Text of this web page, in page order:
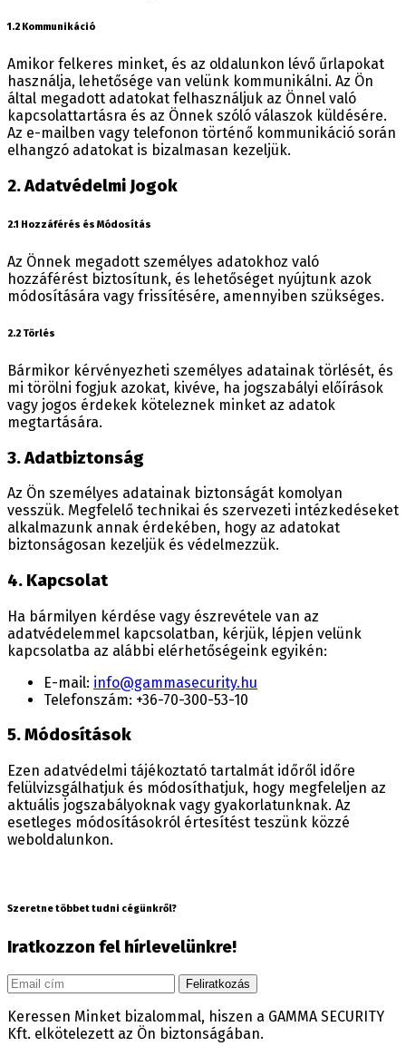
1.2 Kommunikáció
Amikor felkeres minket, és az oldalunkon lévő űrlapokat
használja, lehetősége van velünk kommunikálni. Az Ön
által megadott adatokat felhasználjuk az Önnel való
kapcsolattartásra és az Önnek szóló válaszok küldésére.
Az e-mailben vagy telefonon történő kommunikáció során
elhangzó adatokat is bizalmasan kezeljük.
2. Adatvédelmi Jogok
2.1 Hozzáférés és Módosítás
Az Önnek megadott személyes adatokhoz való
hozzáférést biztosítunk, és lehetőséget nyújtunk azok
módosítására vagy frissítésére, amennyiben szükséges.
2.2 Törlés
Bármikor kérvényezheti személyes adatainak törlését, és
mi törölni fogjuk azokat, kivéve, ha jogszabályi előírások
vagy jogos érdekek köteleznek minket az adatok
megtartására.
3. Adatbiztonság
Az Ön személyes adatainak biztonságát komolyan
vesszük. Megfelelő technikai és szervezeti intézkedéseket
alkalmazunk annak érdekében, hogy az adatokat
biztonságosan kezeljük és védelmezzük.
4. Kapcsolat
Ha bármilyen kérdése vagy észrevétele van az
adatvédelemmel kapcsolatban, kérjük, lépjen velünk
kapcsolatba az alábbi elérhetőségeink egyikén:
E-mail: info@gammasecurity.hu
Telefonszám: +36-70-300-53-10
5. Módosítások
Ezen adatvédelmi tájékoztató tartalmát időről időre
felülvizsgálhatjuk és módosíthatjuk, hogy megfeleljen az
aktuális jogszabályoknak vagy gyakorlatunknak. Az
esetleges módosításokról értesítést teszünk közzé
weboldalunkon.
Szeretne többet tudni cégünkről?
Iratkozzon fel hírlevelünkre!
Feliratkozás
Keressen Minket bizalommal, hiszen a GAMMA SECURITY
Kft. elkötelezett az Ön biztonságában.